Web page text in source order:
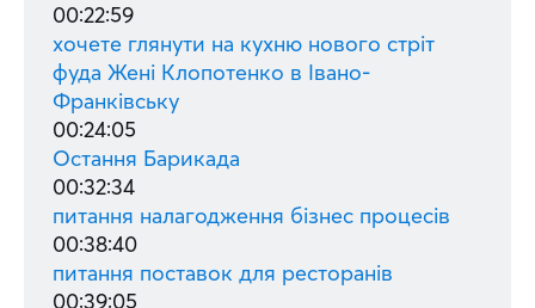
00:22:59
хочете глянути на кухню нового стріт
фуда Жені Клопотенко в Івано-
Франківську
00:24:05
Остання Барикада
00:32:34
питання налагодження бізнес процесів
00:38:40
питання поставок для ресторанів
00:39:05